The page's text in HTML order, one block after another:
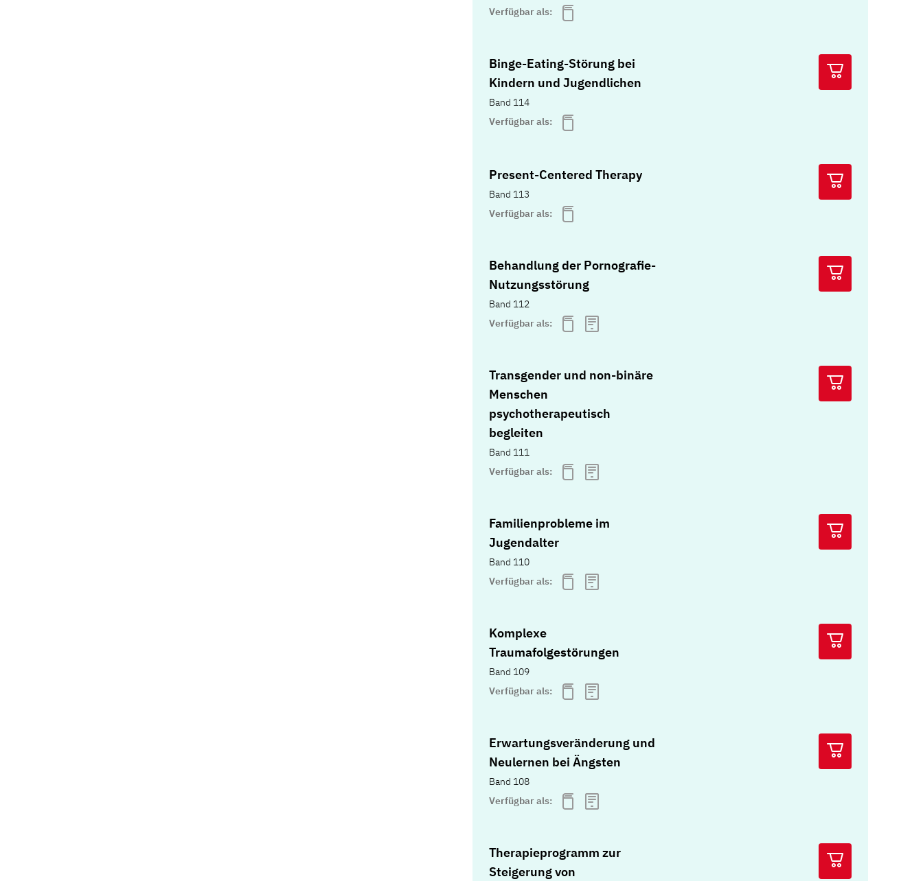
Verfügbar als:
Binge-Eating-Störung bei
Kindern und Jugendlichen
Band 114
Verfügbar als:
Present-Centered Therapy
Band 113
Verfügbar als:
Behandlung der Pornografie-
Nutzungsstörung
Band 112
Verfügbar als:
Transgender und non-binäre
Menschen
psychotherapeutisch
begleiten
Band 111
Verfügbar als:
Familienprobleme im
Jugendalter
Band 110
Verfügbar als:
Komplexe
Traumafolgestörungen
Band 109
Verfügbar als:
Erwartungsveränderung und
Neulernen bei Ängsten
Band 108
Verfügbar als:
Therapieprogramm zur
Steigerung von